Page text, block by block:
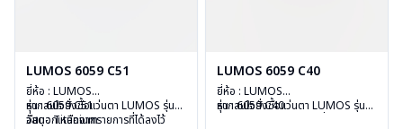
LUMOS 6059 C51
ยี่ห้อ : LUMOS
รุ่น : 6059 C51
วัสดุ : Titanium
หากสนใจสั่งชื้อแว่นตา LUMOS รุ่น
อื่นนอกเหนือจากรายการที่ได้ลงไว้
LUMOS 6059 C40
ยี่ห้อ : LUMOS
รุ่น : 6059 C40
หากสนใจสั่งชื้อแว่นตา LUMOS รุ่น